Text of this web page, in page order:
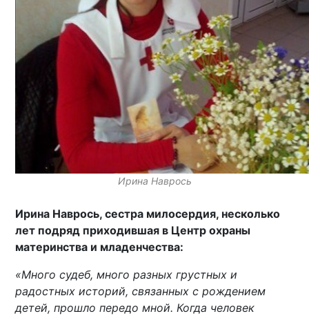
Ирина Наврось
Ирина Наврось, сестра милосердия, несколько
лет подряд приходившая в Центр охраны
материнства и младенчества:
«Много судеб, много разных грустных и
радостных историй, связанных с рождением
детей, прошло передо мной. Когда человек